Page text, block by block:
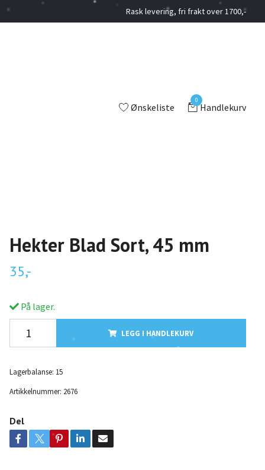
Rask levering, fri frakt over 1700,-
Ønskeliste
0
Handlekurv
Hekter Blad Sort, 45 mm
35,-
På lager.
LEGG I HANDLEKURV
Lagerbalanse: 15
Artikkelnummer: 2676
Del